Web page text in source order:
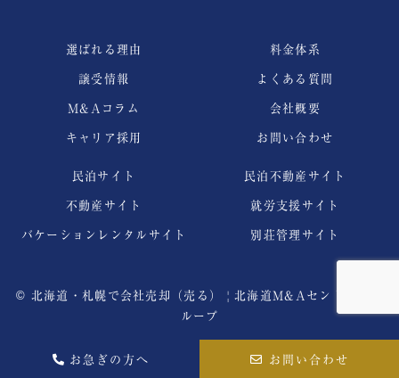
お急ぎの方へ お問い合わせ
選ばれる理由 料金体系
譲受情報 よくある質問
M&Aコラム 会社概要
キャリア採用 お問い合わせ
民泊サイト 民泊不動産サイト
不動産サイト 就労支援サイト
バケーションレンタルサイト 別荘管理サイト
© 北海道・札幌で会社売却（売る） | 北海道M&Aセントラルグ
ループ